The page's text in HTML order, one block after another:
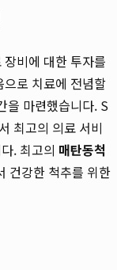
비에 대한 투자를
로 치료에 전념할
을 마련했습니다. S
최고의 의료 서비
. 최고의 매탄동척
건강한 척추를 위한